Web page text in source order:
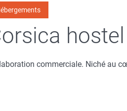
commerciale. Niché au